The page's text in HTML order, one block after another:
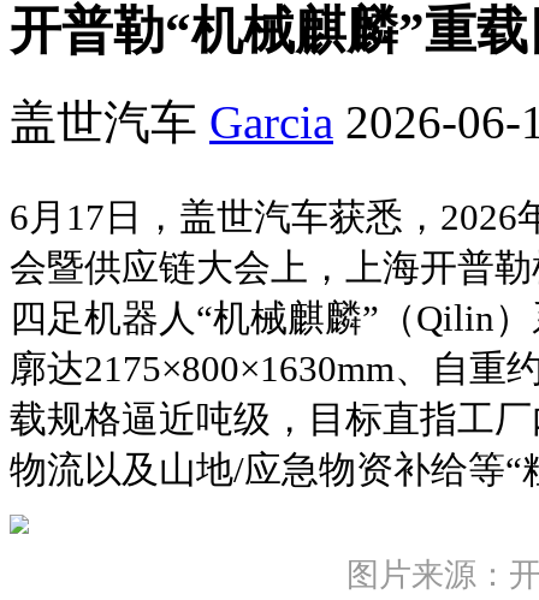
开普勒“机械麒麟”重
盖世汽车 Garcia 2026-06-
6月17日，盖世汽车获悉，
会暨供应链大会上，上海开普
四足机器人“机械麒麟”（Qilin
廓达2175×800×1630mm、自重
载规格逼近吨级，目标直指工
物流以及山地/应急物资补给等“
图片来源：